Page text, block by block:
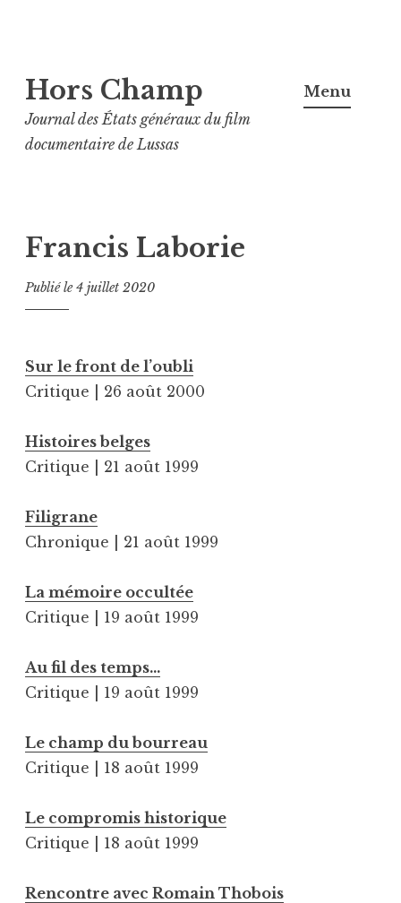
au
contenu
principal
Hors Champ
Journal des États généraux du film
documentaire de Lussas
Menu
Francis Laborie
Publié le4 juillet 2020
Sur le front de l’oubli
Critique | 26 août 2000
Histoires belges
Critique | 21 août 1999
Filigrane
Chronique | 21 août 1999
La mémoire occultée
Critique | 19 août 1999
Au fil des temps…
Critique | 19 août 1999
Le champ du bourreau
Critique | 18 août 1999
Le compromis historique
Critique | 18 août 1999
Rencontre avec Romain Thobois